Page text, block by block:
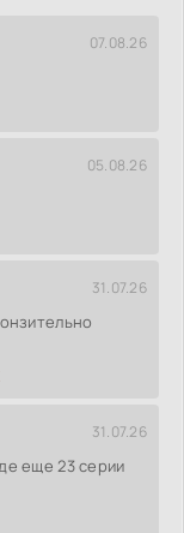
07.08.26
05.08.26
31.07.26
31.07.26
еще 23 серии